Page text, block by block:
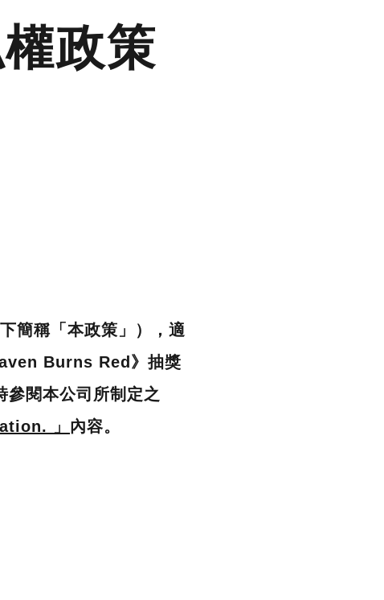
政策
簡稱「本政策」），適
Burns Red》抽獎
參閱本公司所制定之
」 內容。